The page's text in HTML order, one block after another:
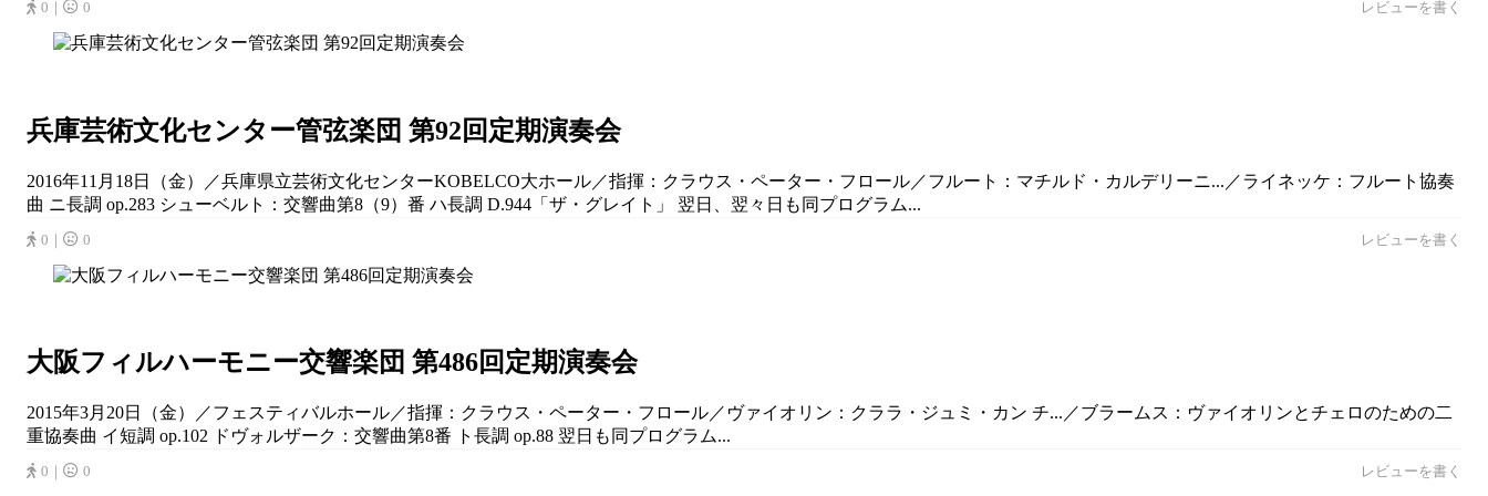
0｜ 0 レビューを書く
兵庫芸術文化センター管弦楽団 第92回定期演奏会
2016年11月18日（金）／兵庫県立芸術文化センターKOBELCO大ホール／指揮：クラウス・ペーター・フロール／フルート：マチルド・カルデリーニ...／ライネッケ：フルート協奏
曲 ニ長調 op.283 シューベルト：交響曲第8（9）番 ハ長調 D.944「ザ・グレイト」 翌日、翌々日も同プログラム...
0｜ 0 レビューを書く
大阪フィルハーモニー交響楽団 第486回定期演奏会
2015年3月20日（金）／フェスティバルホール／指揮：クラウス・ペーター・フロール／ヴァイオリン：クララ・ジュミ・カン チ...／ブラームス：ヴァイオリンとチェロのための二
重協奏曲 イ短調 op.102 ドヴォルザーク：交響曲第8番 ト長調 op.88 翌日も同プログラム...
0｜ 0 レビューを書く